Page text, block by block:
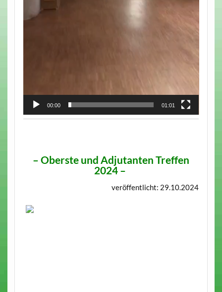
00:00 01:01
–Oberste und Adjutanten Treffen
2024–
veröffentlicht: 29.10.2024